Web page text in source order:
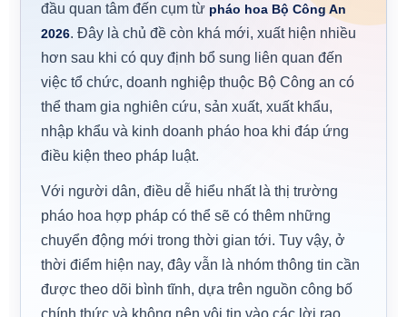
đầu quan tâm đến cụm từ pháo hoa Bộ Công An
2026. Đây là chủ đề còn khá mới, xuất hiện nhiều
hơn sau khi có quy định bổ sung liên quan đến
việc tổ chức, doanh nghiệp thuộc Bộ Công an có
thể tham gia nghiên cứu, sản xuất, xuất khẩu,
nhập khẩu và kinh doanh pháo hoa khi đáp ứng
điều kiện theo pháp luật.
Với người dân, điều dễ hiểu nhất là thị trường
pháo hoa hợp pháp có thể sẽ có thêm những
chuyển động mới trong thời gian tới. Tuy vậy, ở
thời điểm hiện nay, đây vẫn là nhóm thông tin cần
được theo dõi bình tĩnh, dựa trên nguồn công bố
chính thức và không nên vội tin vào các lời rao